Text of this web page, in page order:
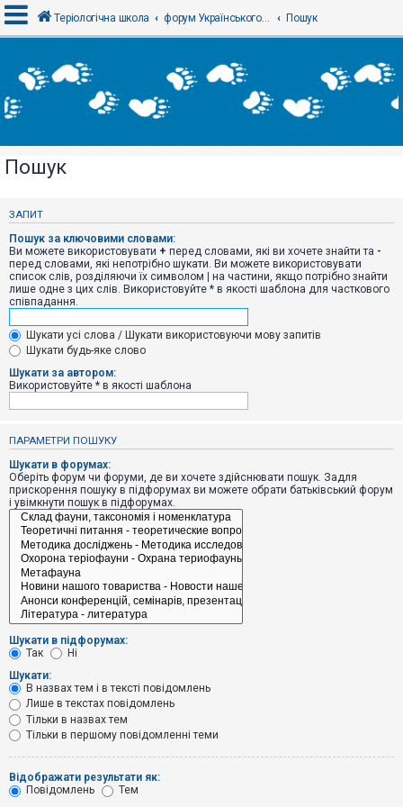
х
і
Р
с
р
а
ц
і
я
Т
е
м
и
б
і
п
о
в
і
д
в
н
т
е
м
и
о
ш
Теріологічна школа форум Українського теріологічного товариства Пошук
Пошук
ЗАПИТ
Пошук за ключовими словами:
Ви можете використовувати + перед словами, які ви хочете знайти та -
перед словами, які непотрібно шукати. Ви можете використовувати
список слів, розділяючи їх символом | на частини, якщо потрібно знайти
лише одне з цих слів. Використовуйте * в якості шаблона для часткового
співпадання.
Шукати усі слова / Шукати використовуючи мову запитів
Шукати будь-яке слово
Шукати за автором:
Використовуйте * в якості шаблона
ПАРАМЕТРИ ПОШУКУ
Шукати в форумах:
Оберіть форум чи форуми, де ви хочете здійснювати пошук. Задля
прискорення пошуку в підфорумах ви можете обрати батьківський форум
і увімкнути пошук в підфорумах.
Шукати в підфорумах:
Так
Ні
Шукати:
В назвах тем і в тексті повідомлень
Лише в текстах повідомлень
Тільки в назвах тем
Тільки в першому повідомленні теми
Відображати результати як:
Повідомлень
Тем